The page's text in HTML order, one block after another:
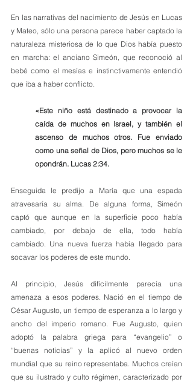
En las narrativas del nacimiento de Jesús en Lucas
y Mateo, sólo una persona parece haber captado la
naturaleza misteriosa de lo que Dios había puesto
en marcha: el anciano Simeón, que reconoció al
bebé como el mesías e instinctivamente entendió
que iba a haber conflicto.
«Este niño está destinado a provocar la
caída de muchos en Israel, y también el
ascenso de muchos otros. Fue enviado
como una señal de Dios, pero muchos se le
opondrán. Lucas 2:34.
Enseguida le predijo a María que una espada
atravesaría su alma. De alguna forma, Simeón
captó que aunque en la superficie poco había
cambiado, por debajo de ella, todo había
cambiado. Una nueva fuerza había llegado para
socavar los poderes de este mundo.
Al principio, Jesús difícilmente parecía una
amenaza a esos poderes. Nació en el tiempo de
César Augusto, un tiempo de esperanza a lo largo y
ancho del imperio romano. Fue Augusto, quien
adoptó la palabra griega para “evangelio” o
“buenas noticias” y la aplicó al nuevo orden
mundial que su reino representaba. Muchos creían
que su ilustrado y culto régimen, caracterizado por